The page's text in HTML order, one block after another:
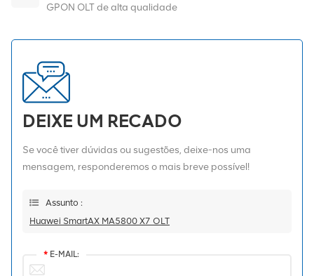
GPON OLT de alta qualidade
DEIXE UM RECADO
Se você tiver dúvidas ou sugestões, deixe-nos uma
mensagem, responderemos o mais breve possível!
Assunto :
Huawei SmartAX MA5800 X7 OLT
* E-MAIL: